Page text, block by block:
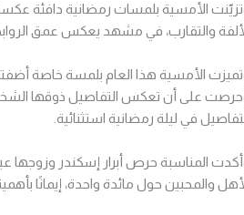
الأمسية بلمسات رمضانية دافئة
والتقارب، في مشهد يعكس عمق
الأمسية هذا العام بلمسة خاصة
على أن تعكس التفاصيل ذوقها
في ليلة رمضانية استثنائية.
المناسبة حرص أبرار إسكندر وزوجها
والمحبين حول مائدة واحدة، إيمانًا